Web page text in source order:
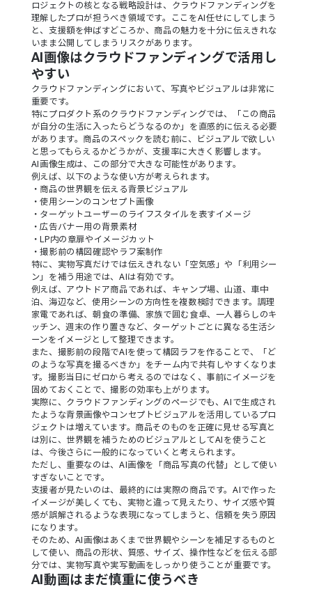
ロジェクトの核となる戦略設計は、クラウドファンディングを
理解したプロが担うべき領域です。ここをAI任せにしてしまう
と、支援額を伸ばすどころか、商品の魅力を十分に伝えきれな
いまま公開してしまうリスクがあります。
AI画像はクラウドファンディングで活用し
やすい
クラウドファンディングにおいて、写真やビジュアルは非常に
重要です。
特にプロダクト系のクラウドファンディングでは、「この商品
が自分の生活に入ったらどうなるのか」を直感的に伝える必要
があります。商品のスペックを読む前に、ビジュアルで欲しい
と思ってもらえるかどうかが、支援率に大きく影響します。
AI画像生成は、この部分で大きな可能性があります。
例えば、以下のような使い方が考えられます。
・商品の世界観を伝える背景ビジュアル
・使用シーンのコンセプト画像
・ターゲットユーザーのライフスタイルを表すイメージ
・広告バナー用の背景素材
・LP内の章扉やイメージカット
・撮影前の構図確認やラフ案制作
特に、実物写真だけでは伝えきれない「空気感」や「利用シー
ン」を補う用途では、AIは有効です。
例えば、アウトドア商品であれば、キャンプ場、山道、車中
泊、海辺など、使用シーンの方向性を複数検討できます。調理
家電であれば、朝食の準備、家族で囲む食卓、一人暮らしのキ
ッチン、週末の作り置きなど、ターゲットごとに異なる生活シ
ーンをイメージとして整理できます。
また、撮影前の段階でAIを使って構図ラフを作ることで、「ど
のような写真を撮るべきか」をチーム内で共有しやすくなりま
す。撮影当日にゼロから考えるのではなく、事前にイメージを
固めておくことで、撮影の効率も上がります。
実際に、クラウドファンディングのページでも、AIで生成され
たような背景画像やコンセプトビジュアルを活用しているプロ
ジェクトは増えています。商品そのものを正確に見せる写真と
は別に、世界観を補うためのビジュアルとしてAIを使うこと
は、今後さらに一般的になっていくと考えられます。
ただし、重要なのは、AI画像を「商品写真の代替」として使い
すぎないことです。
支援者が見たいのは、最終的には実際の商品です。AIで作った
イメージが美しくても、実物と違って見えたり、サイズ感や質
感が誤解されるような表現になってしまうと、信頼を失う原因
になります。
そのため、AI画像はあくまで世界観やシーンを補足するものと
して使い、商品の形状、質感、サイズ、操作性などを伝える部
分では、実物写真や実写動画をしっかり使うことが重要です。
AI動画はまだ慎重に使うべき